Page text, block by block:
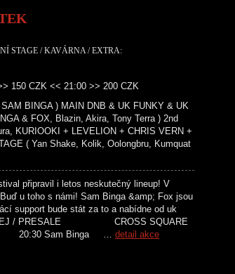
STAGE / KAVÁRNA / EXTRA:
150 CZK << 21:00 >> 200 CZK
BINGA ) MAIN DNB & UK FUNKY & UK
& FOX, Blazin, Akira, Tony Terra ) 2nd
KURIOOKI + LEVELION + CHRIS VERN +
( Yan Shake, Kolik, Oolongbru, Kumquat
připravil i letos neskutečný lineup! V
u toho s námi! Sam Binga &amp; Fox jsou
support bude stát za to a nabídne od uk
/ PRESALE CROSS SQUARE
20:30 Sam Binga … detail akce